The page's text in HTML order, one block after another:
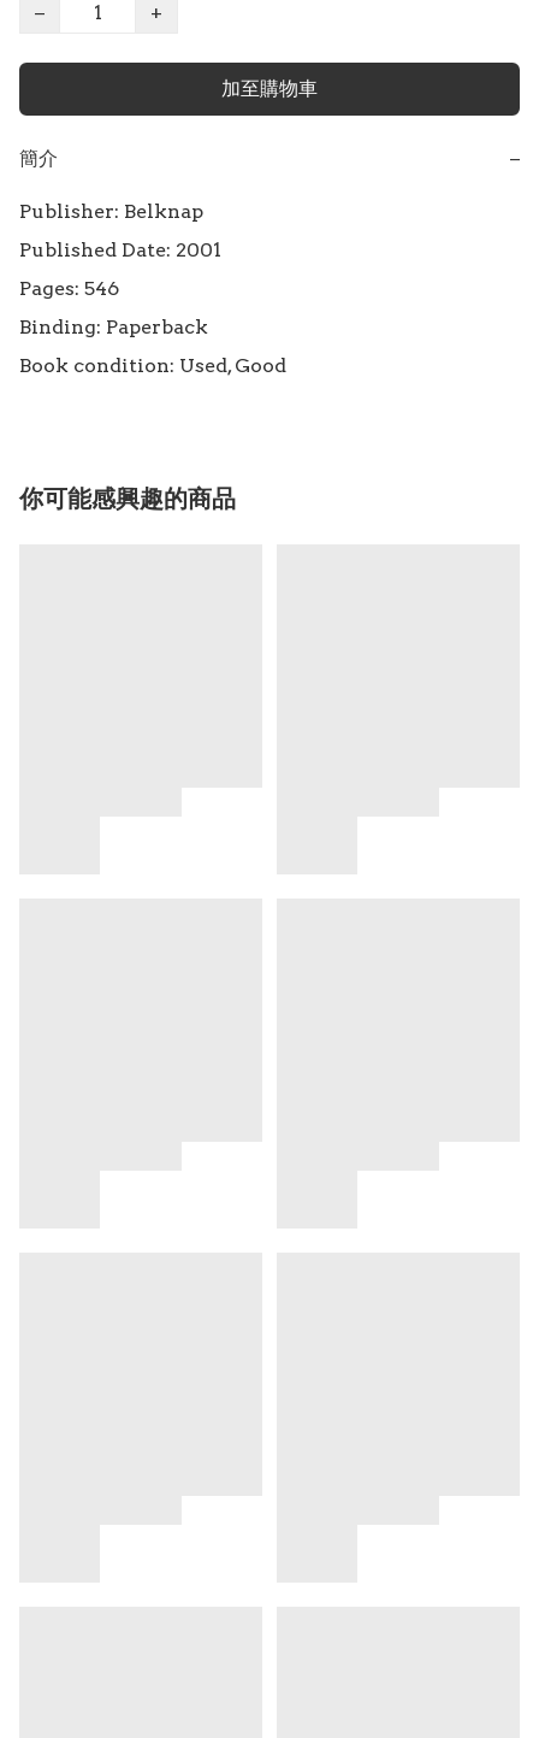
−
+
加至購物車
簡介 −
Publisher: Belknap
Published Date: 2001
Pages: 546
Binding: Paperback
Book condition: Used, Good
你可能感興趣的商品